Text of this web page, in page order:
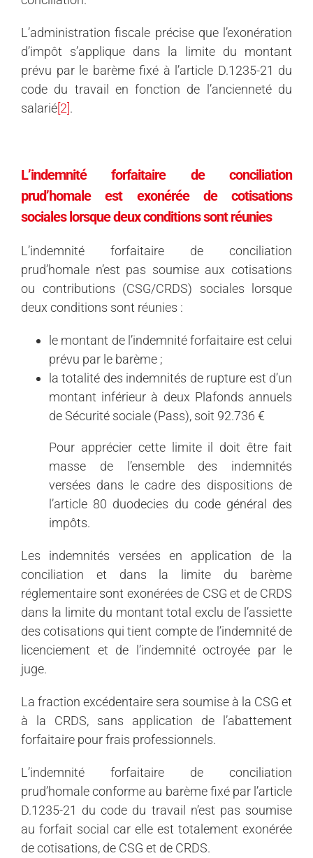
L’administration fiscale précise que l’exonération
d’impôt s’applique dans la limite du montant
prévu par le barème fixé à l’article D.1235-21 du
code du travail en fonction de l’ancienneté du
salarié[2].
L’indemnité forfaitaire de conciliation
prud’homale est exonérée de cotisations
sociales lorsque deux conditions sont réunies
L’indemnité forfaitaire de conciliation
prud’homale n’est pas soumise aux cotisations
ou contributions (CSG/CRDS) sociales lorsque
deux conditions sont réunies :
le montant de l’indemnité forfaitaire est celui
prévu par le barème ;
la totalité des indemnités de rupture est d’un
montant inférieur à deux Plafonds annuels
de Sécurité sociale (Pass), soit 92.736 €
Pour apprécier cette limite il doit être fait
masse de l’ensemble des indemnités
versées dans le cadre des dispositions de
l’article 80 duodecies du code général des
impôts.
Les indemnités versées en application de la
conciliation et dans la limite du barème
réglementaire sont exonérées de CSG et de CRDS
dans la limite du montant total exclu de l’assiette
des cotisations qui tient compte de l’indemnité de
licenciement et de l’indemnité octroyée par le
juge.
La fraction excédentaire sera soumise à la CSG et
à la CRDS, sans application de l’abattement
forfaitaire pour frais professionnels.
L’indemnité forfaitaire de conciliation
prud’homale conforme au barème fixé par l’article
D.1235-21 du code du travail n’est pas soumise
au forfait social car elle est totalement exonérée
de cotisations, de CSG et de CRDS.